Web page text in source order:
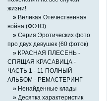
жизни!
» Великая Отечественная
война (ФОТО)
» Серия Эротических фото
про двух девушек (60 фоток)
» КРАСНАЯ ПЛЕСЕНЬ -
СПЯЩАЯ КРАСАВИЦА -
ЧАСТЬ 1 - 11 ПОЛНЫЙ
АЛЬБОМ - РЕМАСТЕРИНГ
» Ненайденные клады
» Десятка характеристик